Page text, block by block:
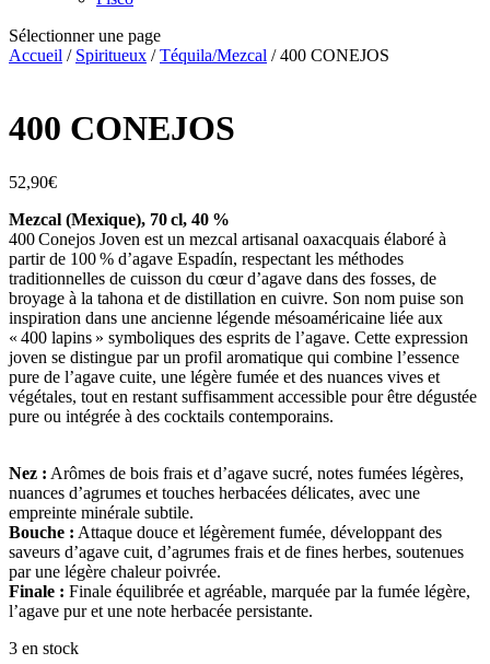
Sélectionner une page
Accueil / Spiritueux /Téquila/Mezcal / 400 CONEJOS
400 CONEJOS
52,90€
Mezcal (Mexique), 70 cl, 40 %
400 Conejos Joven est un mezcal artisanal oaxacquais élaboré à
partir de 100 % d’agave Espadín, respectant les méthodes
traditionnelles de cuisson du cœur d’agave dans des fosses, de
broyage à la tahona et de distillation en cuivre. Son nom puise son
inspiration dans une ancienne légende mésoaméricaine liée aux
« 400 lapins » symboliques des esprits de l’agave. Cette expression
joven se distingue par un profil aromatique qui combine l’essence
pure de l’agave cuite, une légère fumée et des nuances vives et
végétales, tout en restant suffisamment accessible pour être dégustée
pure ou intégrée à des cocktails contemporains.
Nez : Arômes de bois frais et d’agave sucré, notes fumées légères,
nuances d’agrumes et touches herbacées délicates, avec une
empreinte minérale subtile.
Bouche : Attaque douce et légèrement fumée, développant des
saveurs d’agave cuit, d’agrumes frais et de fines herbes, soutenues
par une légère chaleur poivrée.
Finale : Finale équilibrée et agréable, marquée par la fumée légère,
l’agave pur et une note herbacée persistante.
3 en stock